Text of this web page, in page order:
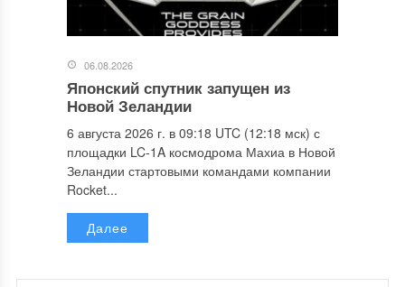
06.08.2026
Японский спутник запущен из
Новой Зеландии
6 августа 2026 г. в 09:18 UTC (12:18 мск) с
площадки LC-1A космодрома Махиа в Новой
Зеландии стартовыми командами компании
Rocket...
Далее